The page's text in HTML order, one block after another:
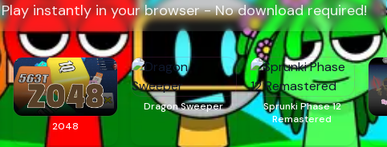
Play instantly in your browser - No download required!
2048
Dragon Sweeper
Sprunki Phase 12
Remastered